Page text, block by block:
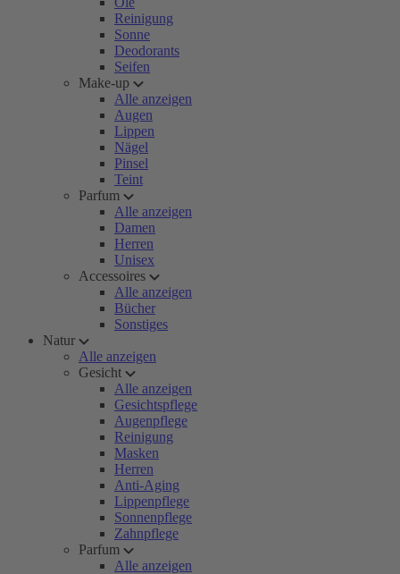
Reinigung
Sonne
Deodorants
Seifen
Make-up
Alle anzeigen
Augen
Lippen
Nägel
Pinsel
Teint
Parfum
Alle anzeigen
Damen
Herren
Unisex
Accessoires
Alle anzeigen
Bücher
Sonstiges
Natur
Alle anzeigen
Gesicht
Alle anzeigen
Gesichtspflege
Augenpflege
Reinigung
Masken
Herren
Anti-Aging
Lippenpflege
Sonnenpflege
Zahnpflege
Parfum
Alle anzeigen